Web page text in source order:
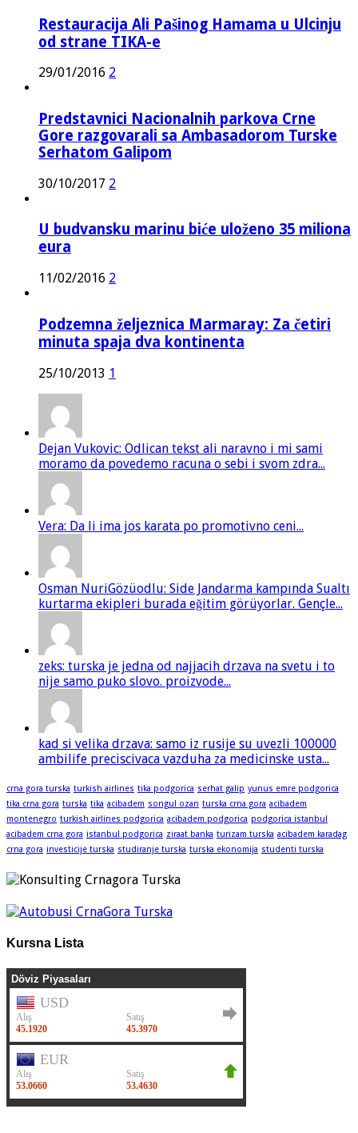
Restauracija Ali Pašinog Hamama u Ulcinju
od strane TIKA-e
29/01/2016 2
Predstavnici Nacionalnih parkova Crne
Gore razgovarali sa Ambasadorom Turske
Serhatom Galipom
30/10/2017 2
U budvansku marinu biće uloženo 35 miliona
eura
11/02/2016 2
Podzemna željeznica Marmaray: Za četiri
minuta spaja dva kontinenta
25/10/2013 1
Dejan Vukovic: Odlican tekst ali naravno i mi sami
moramo da povedemo racuna o sebi i svom zdra...
Vera: Da li ima jos karata po promotivno ceni...
Osman NuriGözüodlu: Side Jandarma kampında Sualtı
kurtarma ekipleri burada eğitim görüyorlar. Gençle...
zeks: turska je jedna od najjacih drzava na svetu i to
nije samo puko slovo. proizvode...
kad si velika drzava: samo iz rusije su uvezli 100000
ambilife preciscivaca vazduha za medicinske usta...
crna gora turska turkish airlines tika podgorica serhat galip yunus emre podgorica
tika crna gora turska tika acibadem songul ozan turska crna gora acibadem
montenegro turkish airlines podgorica acibadem podgorica podgorica istanbul
acibadem crna gora istanbul podgorica ziraat banka turizam turska acibadem karadag
crna gora investicije turska studiranje turska turska ekonomija studenti turska
Kursna Lista